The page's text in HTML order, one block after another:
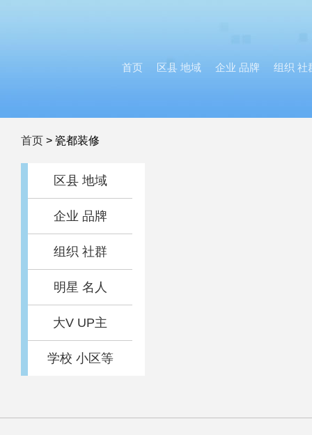
首页 区县 地域 企业 品牌 组织 社
首页 > 瓷都装修
区县 地域
企业 品牌
组织 社群
明星 名人
大V UP主
学校 小区等